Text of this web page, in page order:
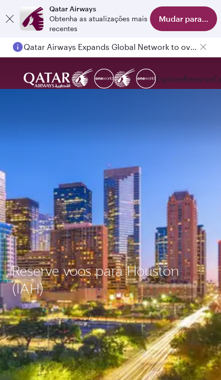
Qatar Airways
Obtenha as atualizações mais
recentes
Mudar para o
ExploreReserve
Reserve voos para Houston
(IAH)